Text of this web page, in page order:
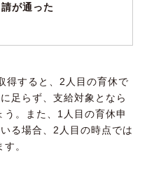
が通った
得すると、2人目の育休で
足らず、支給対象となら
。また、1人目の育休申
る場合、2人目の時点では
。